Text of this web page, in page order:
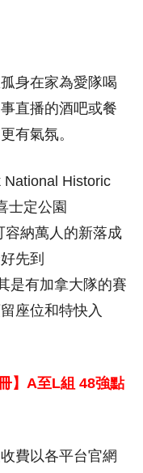
身在家為愛隊喝
直播的酒吧或餐
有氣氛。
National Historic
士定公園
容納萬人的新落成
先到
是有加拿大隊的賽
座位和特快入
】A至L組 48強點
費以各平台官網